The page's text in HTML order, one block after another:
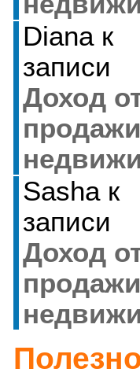
Dianaк
записи
Доход
продажи
Sashaк
записи
Доход
продажи